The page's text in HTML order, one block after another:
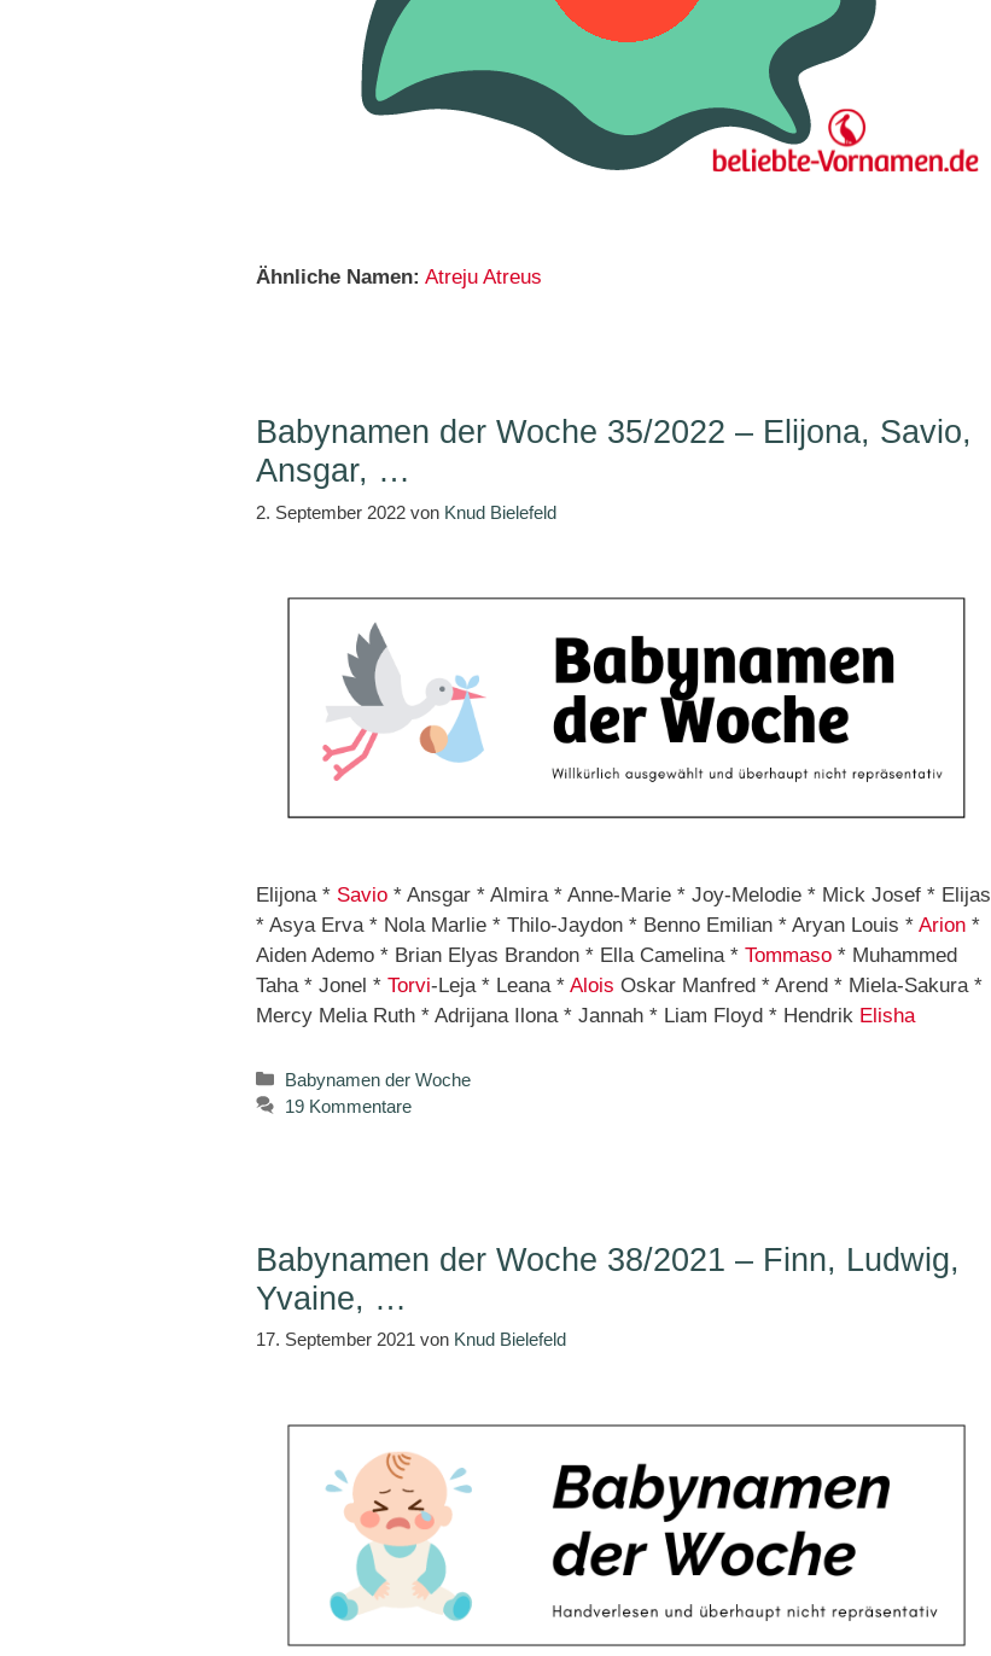
Ähnliche Namen: Atreju Atreus
Babynamen der Woche 35/2022 – Elijona, Savio,
Ansgar, …
2. September 2022 von Knud Bielefeld
Elijona * Savio * Ansgar * Almira * Anne-Marie * Joy-Melodie * Mick Josef * Elijas
* Asya Erva * Nola Marlie * Thilo-Jaydon * Benno Emilian * Aryan Louis * Arion *
Aiden Ademo * Brian Elyas Brandon * Ella Camelina * Tommaso * Muhammed
Taha * Jonel * Torvi-Leja * Leana * Alois Oskar Manfred * Arend * Miela-Sakura *
Mercy Melia Ruth * Adrijana Ilona * Jannah * Liam Floyd * Hendrik Elisha
Kategorien
Babynamen der Woche
19 Kommentare
Babynamen der Woche 38/2021 – Finn, Ludwig,
Yvaine, …
17. September 2021 von Knud Bielefeld